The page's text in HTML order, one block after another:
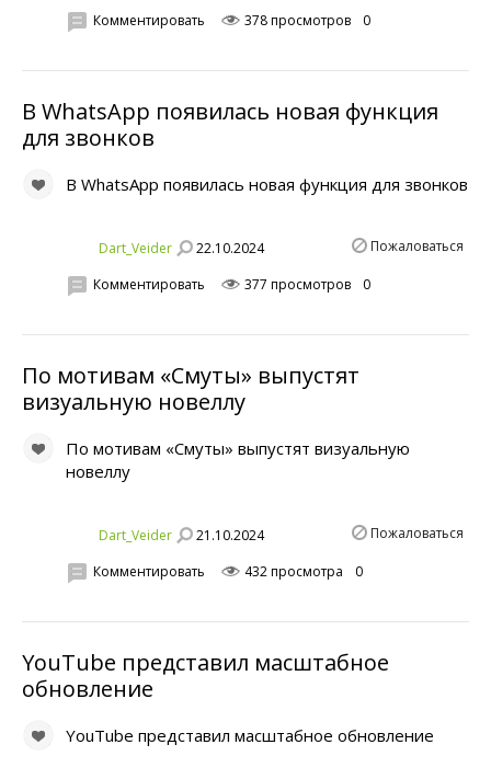
Комментировать 378 просмотров 0
В WhatsApp появилась новая функция
для звонков
В WhatsApp появилась новая функция для звонков
Dart_Veider 22.10.2024 Пожаловаться
Комментировать 377 просмотров 0
По мотивам «Смуты» выпустят
визуальную новеллу
По мотивам «Смуты» выпустят визуальную
новеллу
Dart_Veider 21.10.2024 Пожаловаться
Комментировать 432 просмотра 0
YouTube представил масштабное
обновление
YouTube представил масштабное обновление